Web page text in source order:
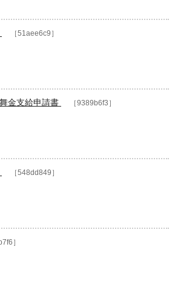
［51aee6c9］
金支給申請書 ［9389b6f3］
［548dd849］
］